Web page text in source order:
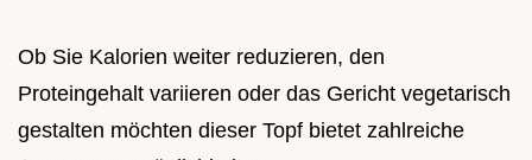
Ob Sie Kalorien weiter reduzieren, den
Proteingehalt variieren oder das Gericht vegetarisch
gestalten möchten dieser Topf bietet zahlreiche